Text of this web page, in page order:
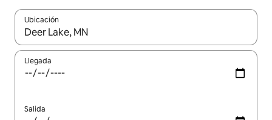
Ubicación
Cuando los resultados estén disponibles, podrás navegar
Llegada
Salida